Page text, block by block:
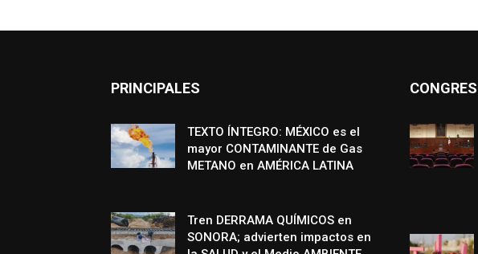
PRINCIPALES
TEXTO ÍNTEGRO: MÉXICO es el
mayor CONTAMINANTE de Gas
METANO en AMÉRICA LATINA
Tren DERRAMA QUÍMICOS en
SONORA; advierten impactos en